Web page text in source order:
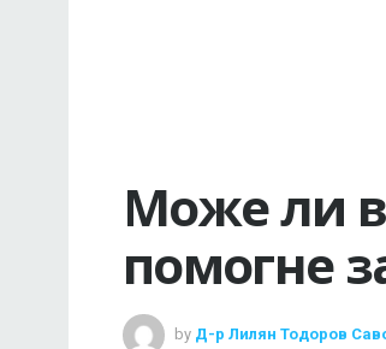
Може ли
помогне
by Д-р Лилян Тодоров